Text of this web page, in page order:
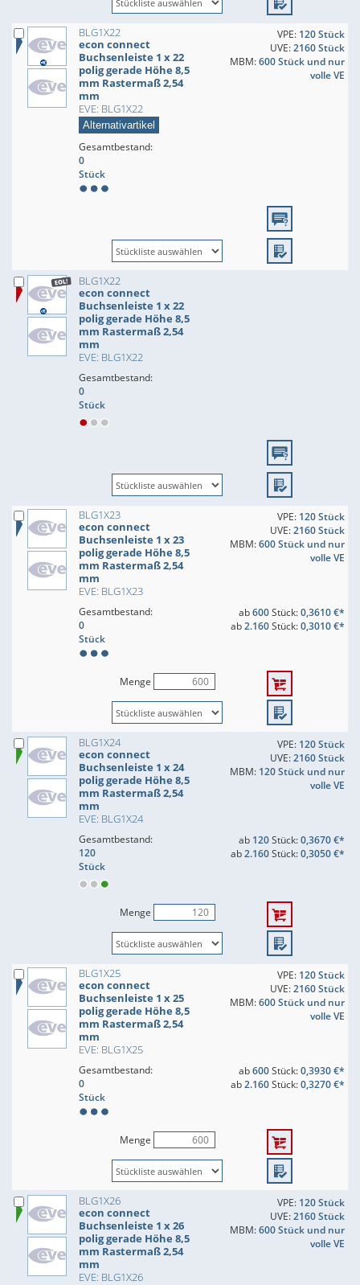
BLG1X22
econ connect
Buchsenleiste 1 x 22
polig gerade Höhe 8,5
mm Rastermaß 2,54
mm
EVE: BLG1X22
Alternativartikel
VPE: 120 Stück
UVE:2160 Stück
MBM:600 Stück und nur
volle VE
Gesamtbestand:
0
Stück
BLG1X22
econ connect
Buchsenleiste 1 x 22
polig gerade Höhe 8,5
mm Rastermaß 2,54
mm
EVE: BLG1X22
Gesamtbestand:
0
Stück
BLG1X23
econ connect
Buchsenleiste 1 x 23
polig gerade Höhe 8,5
mm Rastermaß 2,54
mm
EVE: BLG1X23
VPE: 120 Stück
UVE:2160 Stück
MBM:600 Stück und nur
volle VE
Gesamtbestand:
0
Stück
ab600Stück:0,3610 €*
ab2.160Stück:0,3010 €*
Menge
BLG1X24
econ connect
Buchsenleiste 1 x 24
polig gerade Höhe 8,5
mm Rastermaß 2,54
mm
EVE: BLG1X24
VPE: 120 Stück
UVE:2160 Stück
MBM: 120 Stück und nur
volle VE
Gesamtbestand:
120
Stück
ab 120Stück:0,3670 €*
ab2.160Stück:0,3050 €*
Menge
BLG1X25
econ connect
Buchsenleiste 1 x 25
polig gerade Höhe 8,5
mm Rastermaß 2,54
mm
EVE: BLG1X25
VPE: 120 Stück
UVE:2160 Stück
MBM:600 Stück und nur
volle VE
Gesamtbestand:
0
Stück
ab600Stück:0,3930 €*
ab2.160Stück:0,3270 €*
Menge
BLG1X26
econ connect
Buchsenleiste 1 x 26
polig gerade Höhe 8,5
mm Rastermaß 2,54
mm
EVE: BLG1X26
VPE: 120 Stück
UVE:2160 Stück
MBM:600 Stück und nur
volle VE